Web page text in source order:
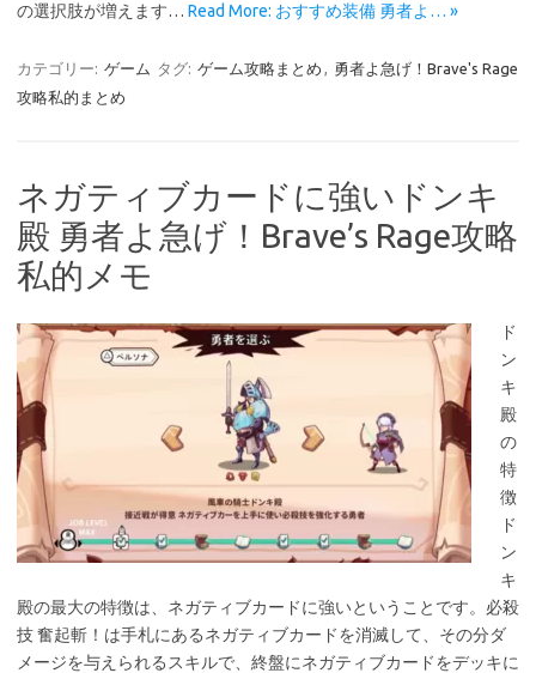
の選択肢が増えます… Read More: おすすめ装備 勇者よ… »
カテゴリー: ゲーム タグ: ゲーム攻略まとめ , 勇者よ急げ！Brave's Rage
攻略私的まとめ
ネガティブカードに強いドンキ
殿 勇者よ急げ！Brave’s Rage攻略
私的メモ
ド
ン
キ
殿
の
特
徴
ド
ン
キ
殿の最大の特徴は、ネガティブカードに強いということです。必殺
技 奮起斬！は手札にあるネガティブカードを消滅して、その分ダ
メージを与えられるスキルで、終盤にネガティブカードをデッキに